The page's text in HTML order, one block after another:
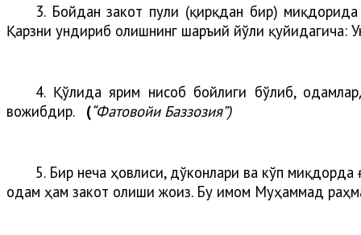
3. Бойдан закот пули (қирқдан бир)
Қарзни ундириб олишнинг шаръий йўли қуйидагича:
4. Қўлида ярим нисоб бойлиги бўлиб,
вожибдир. (“Фатовойи Баззозия”)
5. Бир неча ҳовлиси, дўконлари ва кўп миқдорда
одам ҳам закот олиши жоиз. Бу имом Муҳаммад